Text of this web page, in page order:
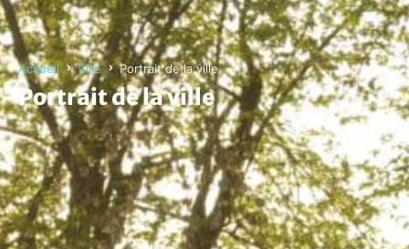
Accueil Ville Portrait de la ville
Portrait de la ville